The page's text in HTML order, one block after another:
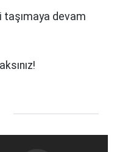
taşımaya devam